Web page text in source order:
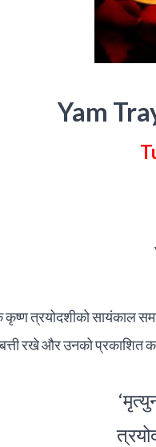
Yam
कृष्ण त्रयोदशीको सायंकाल
रखे और उनको प्रकाशित